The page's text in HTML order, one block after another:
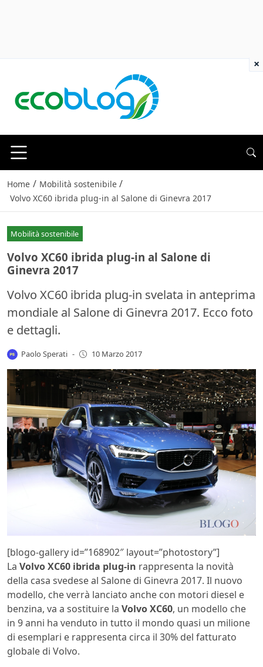
Home / Mobilità sostenibile /
Volvo XC60 ibrida plug-in al Salone di Ginevra 2017
Mobilità sostenibile
Volvo XC60 ibrida plug-in al Salone di
Ginevra 2017
Volvo XC60 ibrida plug-in svelata in anteprima
mondiale al Salone di Ginevra 2017. Ecco foto
e dettagli.
Paolo Sperati - 10 Marzo 2017
[blogo-gallery id=”168902″ layout=”photostory”]
La Volvo XC60 ibrida plug-in rappresenta la novità
della casa svedese al Salone di Ginevra 2017. Il nuovo
modello, che verrà lanciato anche con motori diesel e
benzina, va a sostituire la Volvo XC60, un modello che
in 9 anni ha venduto in tutto il mondo quasi un milione
di esemplari e rappresenta circa il 30% del fatturato
globale di Volvo.
×